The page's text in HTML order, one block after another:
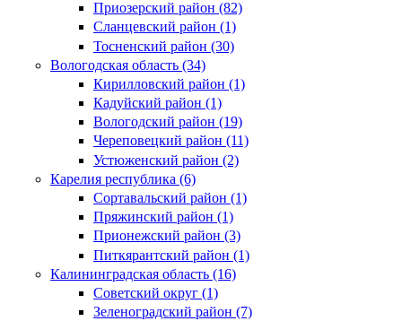
Приозерский район (82)
Сланцевский район (1)
Тосненский район (30)
Вологодская область (34)
Кирилловский район (1)
Кадуйский район (1)
Вологодский район (19)
Череповецкий район (11)
Устюженский район (2)
Карелия республика (6)
Сортавальский район (1)
Пряжинский район (1)
Прионежский район (3)
Питкярантский район (1)
Калининградская область (16)
Советский округ (1)
Зеленоградский район (7)